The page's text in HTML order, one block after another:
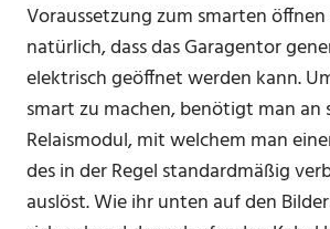
Voraussetzung zum smarten
natürlich, dass das Garagentor
elektrisch geöffnet werden kann.
smart zu machen, benötigt man an
Relaismodul, mit welchem man
des in der Regel standardmäßig
auslöst. Wie ihr unten auf den